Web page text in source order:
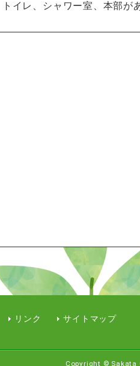
イレ、シャワー室、本部が
リンク サイトマップ
Copyright © Sakata